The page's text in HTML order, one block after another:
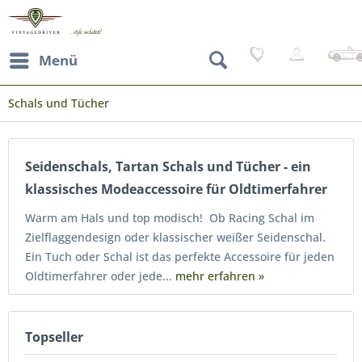
Menü
Schals und Tücher
Seidenschals, Tartan Schals und Tücher - ein
klassisches Modeaccessoire für Oldtimerfahrer
Warm am Hals und top modisch! Ob Racing Schal im
Zielflaggendesign oder klassischer weißer Seidenschal.
Ein Tuch oder Schal ist das perfekte Accessoire für jeden
Oldtimerfahrer oder jede... mehr erfahren »
Topseller